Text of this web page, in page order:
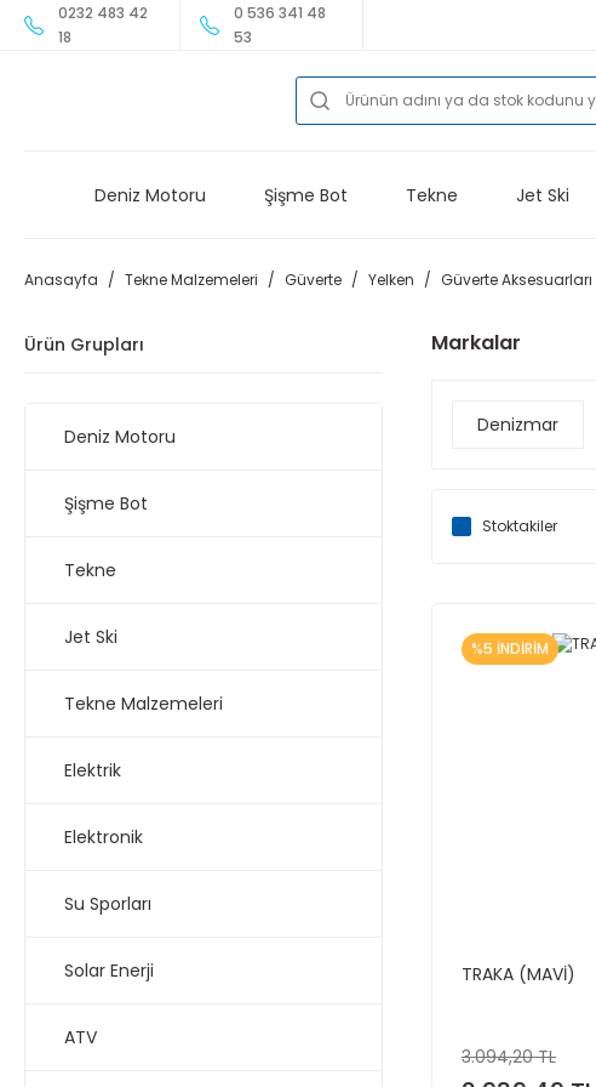
0232 483 42
18
0 536 341 48
53
Deniz Motoru Şişme Bot Tekne Jet Ski
Anasayfa Tekne Malzemeleri Güverte Yelken Güverte Aksesuarları
Ürün Grupları
Deniz Motoru
Şişme Bot
Tekne
Jet Ski
Tekne Malzemeleri
Elektrik
Elektronik
Su Sporları
Solar Enerji
ATV
Markalar
Denizmar
Stoktakiler
%5 İNDİRİM
TRAKA (MAVİ)
3.094,20 TL